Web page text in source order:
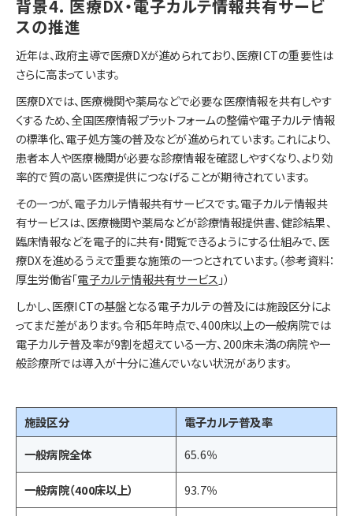
背景4. 医療DX・電子カルテ情報共有サービ
スの推進
近年は、政府主導で医療DXが進められており、医療ICTの重要性は
さらに高まっています。
医療DXでは、医療機関や薬局などで必要な医療情報を共有しやす
くするため、全国医療情報プラットフォームの整備や電子カルテ情報
の標準化、電子処方箋の普及などが進められています。これにより、
患者本人や医療機関が必要な診療情報を確認しやすくなり、より効
率的で質の高い医療提供につなげることが期待されています。
その一つが、電子カルテ情報共有サービスです。電子カルテ情報共
有サービスは、医療機関や薬局などが診療情報提供書、健診結果、
臨床情報などを電子的に共有・閲覧できるようにする仕組みで、医
療DXを進めるうえで重要な施策の一つとされています。（参考資料：
厚生労働省「電子カルテ情報共有サービス 」）
しかし、医療ICTの基盤となる電子カルテの普及には施設区分によ
ってまだ差があります。令和5年時点で、400床以上の一般病院では
電子カルテ普及率が9割を超えている一方、200床未満の病院や一
般診療所では導入が十分に進んでいない状況があります。
施設区分
電子カルテ普及率
一般病院全体
65.6％
一般病院（400床以上） 93.7％